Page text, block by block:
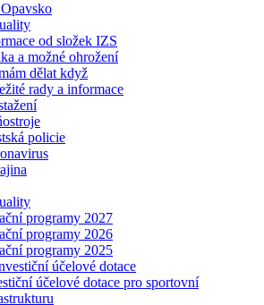
od složek IZS
a možné ohrožení
dělat když
rady a informace
policie
programy 2027
programy 2026
programy 2025
účelové dotace
účelové dotace pro sportovní